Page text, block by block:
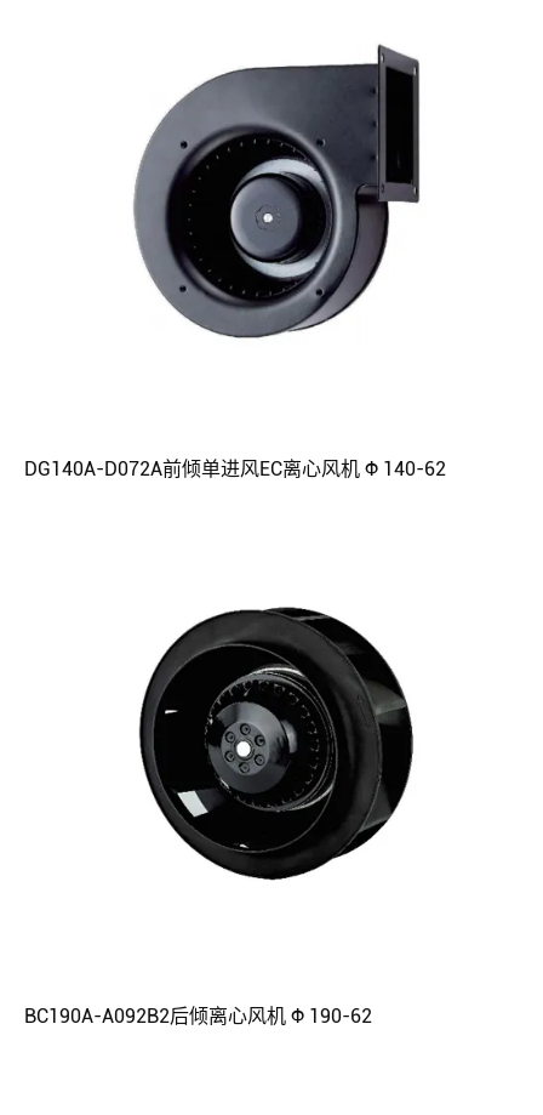
DG140A-D072A前倾单进风EC离心风机 Φ 140-62
BC190A-A092B2后倾离心风机 Φ 190-62